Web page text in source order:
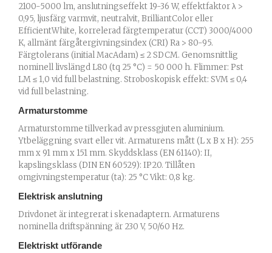
2100-5000 lm, anslutningseffekt 19-36 W, effektfaktor λ >
0,95, ljusfärg varmvit, neutralvit, BrilliantColor eller
EfficientWhite, korrelerad färgtemperatur (CCT) 3000/4000
K, allmänt färgåtergivningsindex (CRI) Ra > 80-95.
Färgtolerans (initial MacAdam) ≤ 2 SDCM. Genomsnittlig
nominell livslängd L80 (tq 25 °C) = 50 000 h. Flimmer: Pst
LM ≤ 1,0 vid full belastning. Stroboskopisk effekt: SVM ≤ 0,4
vid full belastning.
Armaturstomme
Armaturstomme tillverkad av pressgjuten aluminium.
Ytbeläggning svart eller vit. Armaturens mått (L x B x H): 255
mm x 91 mm x 151 mm. Skyddsklass (EN 61140): II,
kapslingsklass (DIN EN 60529): IP20. Tillåten
omgivningstemperatur (ta): 25 °C Vikt: 0,8 kg.
Elektrisk anslutning
Drivdonet är integrerat i skenadaptern. Armaturens
nominella driftspänning är 230 V, 50/60 Hz.
Elektriskt utförande